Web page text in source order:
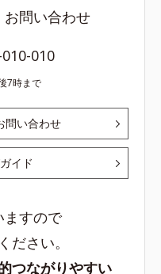
問い合わせ
010
7時まで
問い合わせ
イド
ますので
ださい。
つながりやすい